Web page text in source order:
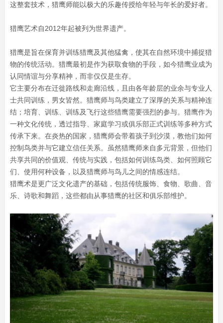
这整套技术，猎鹰师能以极大的乐趣传授给年轻与年长的爱好者。
猎鹰艺术自2012年起被列为世界遗产。
猎鹰是旨在保育并训练猎鹰及其他猛禽，使其在自然环境中捕捉猎
物的传统活动。猎鹰最初是作为获取食物的手段，如今猎鹰业成为
认同情谊与分享精神，而非仅仅是生存。
它主要分布在迁徙路线和走廊沿线，且由各年龄层的业余与专业人
士共同训练，男女皆然。猎鹰师与鸟类建立了深厚的关系与精神连
结；培育、训练、训练及飞行这些猎鹰需要强烈的参与。猎鹰作为
一种文化传统，透过指导、家庭学习或俱乐部正式训练等多种方式
传承下来。在炎热的国家，猎鹰师会带着孩子到沙漠，教他们如何
控制鸟类并与它建立信任关系。虽然猎鹰师来自多元背景，但他们
共享共同的价值观、传统与实践，包括如何训练鸟类、如何照顾它
们、使用何种设备，以及猎鹰师与鸟儿之间的情感连结。
猎鹰术是更广泛文化遗产的基础，包括传统服饰、食物、歌曲、音
乐、诗歌和舞蹈，这些都由从事猎鹰的社区和俱乐部维护。